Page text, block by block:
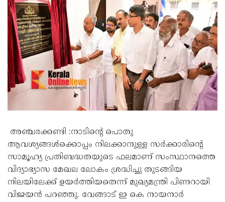
അഞ്ചരക്കണ്ടി :നാടിന്റെ പൊതു
ആവശ്യങ്ങൾക്കൊപ്പം നിലക്കാനുള്ള സർക്കാരിന്റെ
സാമൂഹ്യ പ്രതിബദ്ധതയുടെ ഫലമാണ് സംസ്ഥാനത്തെ
വിദ്യാഭ്യാസ മേഖല ലോകം ശ്രദ്ധിച്ചു തുടങ്ങിയ
നിലയിലേക്ക് ഉയർത്തിയതെന്ന് മുഖ്യമന്ത്രി പിണറായി
വിജയൻ പറഞ്ഞു. വേങ്ങാട് ഇ കെ നായനാർ